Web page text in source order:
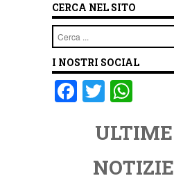
CERCA NEL SITO
Cerca
I NOSTRI SOCIAL
F T
tt
er
at
s
ULTIME
NOTIZIE